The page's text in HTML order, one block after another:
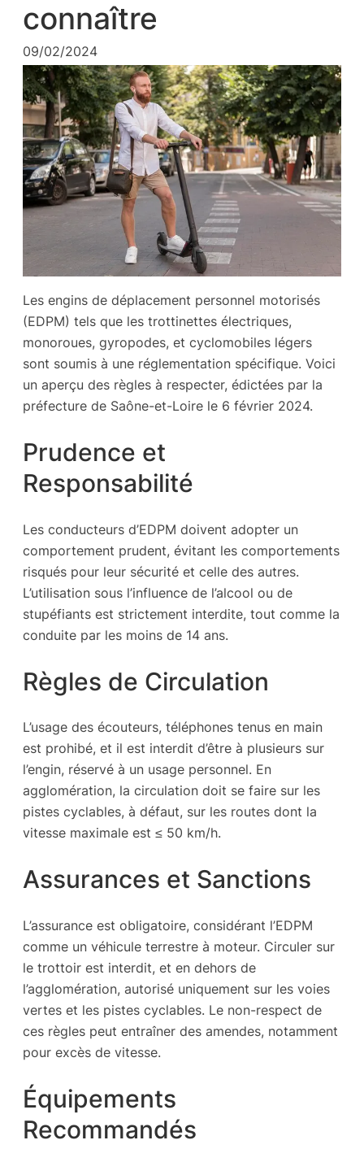
connaître
09/02/2024
Les engins de déplacement personnel motorisés
(EDPM) tels que les trottinettes électriques,
monoroues, gyropodes, et cyclomobiles légers
sont soumis à une réglementation spécifique. Voici
un aperçu des règles à respecter, édictées par la
préfecture de Saône-et-Loire le 6 février 2024.
Prudence et
Responsabilité
Les conducteurs d’EDPM doivent adopter un
comportement prudent, évitant les comportements
risqués pour leur sécurité et celle des autres.
L’utilisation sous l’influence de l’alcool ou de
stupéfiants est strictement interdite, tout comme la
conduite par les moins de 14 ans.
Règles de Circulation
L’usage des écouteurs, téléphones tenus en main
est prohibé, et il est interdit d’être à plusieurs sur
l’engin, réservé à un usage personnel. En
agglomération, la circulation doit se faire sur les
pistes cyclables, à défaut, sur les routes dont la
vitesse maximale est ≤ 50 km/h.
Assurances et Sanctions
L’assurance est obligatoire, considérant l’EDPM
comme un véhicule terrestre à moteur. Circuler sur
le trottoir est interdit, et en dehors de
l’agglomération, autorisé uniquement sur les voies
vertes et les pistes cyclables. Le non-respect de
ces règles peut entraîner des amendes, notamment
pour excès de vitesse.
Équipements
Recommandés